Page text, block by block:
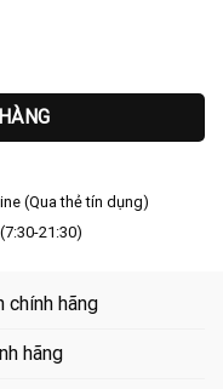
(Qua thẻ tín dụng)
(7:30-21:30)
chính hãng
hãng